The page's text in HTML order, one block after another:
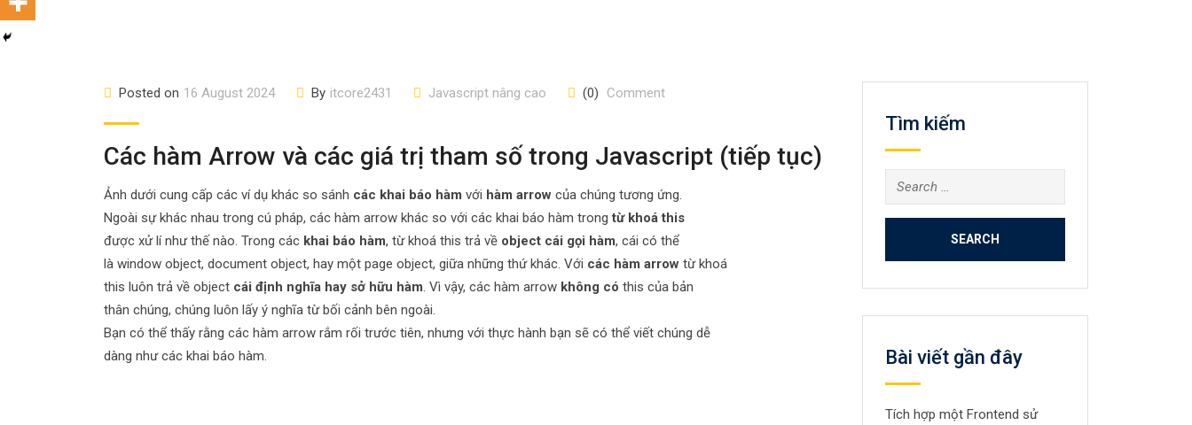
Posted on 16 August 2024 By itcore2431 Javascript nâng cao (0) Comment
Các hàm Arrow và các giá trị tham số trong Javascript (tiếp tục)
Ảnh dưới cung cấp các ví dụ khác so sánh các khai báo hàm với hàm arrow của chúng tương ứng.
Ngoài sự khác nhau trong cú pháp, các hàm arrow khác so với các khai báo hàm trongtừ khoá this
được xử lí như thế nào. Trong các khai báo hàm, từ khoá this trả về object cái gọi hàm, cái có thể
là window object, document object, hay một page object, giữa những thứ khác. Với các hàm arrow từ khoá
this luôn trả về object cái định nghĩa hay sở hữu hàm. Vì vậy, các hàm arrow không có this của bản
thân chúng, chúng luôn lấy ý nghĩa từ bối cảnh bên ngoài.
Bạn có thể thấy rằng các hàm arrow rắm rối trước tiên, nhưng với thực hành bạn sẽ có thể viết chúng dễ
dàng như các khai báo hàm.
Tìm kiếm
Search
for:
Bài viết gần đây
Tích hợp một Frontend sử